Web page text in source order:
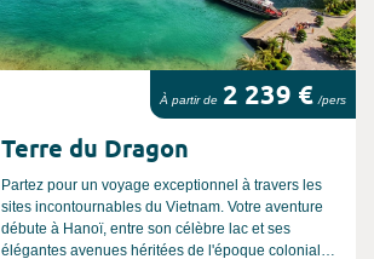
À partir de 2 239 € /pers
Terre du Dragon
Partez pour un voyage exceptionnel à travers les
sites incontournables du Vietnam. Votre aventure
débute à Hanoï, entre son célèbre lac et ses
élégantes avenues héritées de l'époque coloniale.